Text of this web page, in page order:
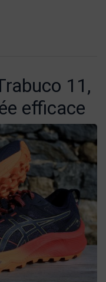
11,
efficace